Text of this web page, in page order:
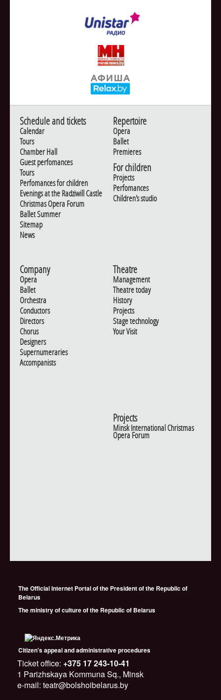
Schedule and tickets
Calendar
Tours
Chamber Hall
Guest perfomances
Tours
Perfomances for children
Evenings at the Radziwill Castle
Christmas Opera Forum
Ballet Summer
Sitemap
News
Repertoire
Opera
Ballet
Premieres
For children
Projects
Perfomances
Children's studio
Company
Opera
Ballet
Orchestra
Conductors
Directors
Chorus
Designers
Supernumeraries
Accompanists
Theatre
Management
Theatre today
History
Projects
Stage technology
Your Visit
Projects
Minsk International Christmas
Opera Forum
The Official Internet Portal of the President of the Republic of
Belarus
The ministry of culture of the Republic of Belarus
Citizen's appeal and administrative procedures
Ticket office: +375 17 243-10-41
1 Parizhskaya Kommuna Sq., Minsk
e-mail: teatr@bolshoibelarus.by